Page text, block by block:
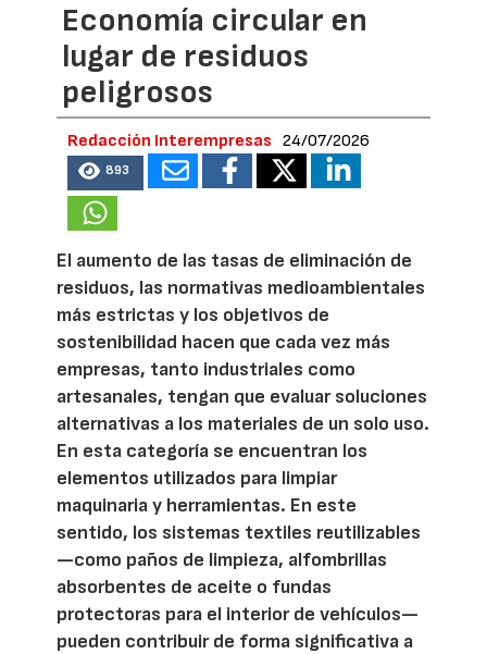
Economía circular en
lugar de residuos
peligrosos
Redacción Interempresas 24/07/2026
893
El aumento de las tasas de eliminación de
residuos, las normativas medioambientales
más estrictas y los objetivos de
sostenibilidad hacen que cada vez más
empresas, tanto industriales como
artesanales, tengan que evaluar soluciones
alternativas a los materiales de un solo uso.
En esta categoría se encuentran los
elementos utilizados para limpiar
maquinaria y herramientas. En este
sentido, los sistemas textiles reutilizables
—como paños de limpieza, alfombrillas
absorbentes de aceite o fundas
protectoras para el interior de vehículos—
pueden contribuir de forma significativa a